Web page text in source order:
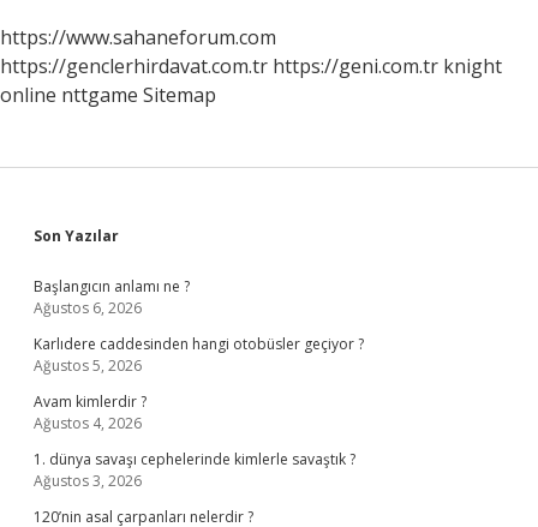
https://www.sahaneforum.com
https://genclerhirdavat.com.tr https://geni.com.tr knight
online nttgame Sitemap
Sidebar
Son Yazılar
Başlangıcın anlamı ne ?
Ağustos 6, 2026
Karlıdere caddesinden hangi otobüsler geçiyor ?
Ağustos 5, 2026
Avam kimlerdir ?
Ağustos 4, 2026
1. dünya savaşı cephelerinde kimlerle savaştık ?
Ağustos 3, 2026
120’nin asal çarpanları nelerdir ?